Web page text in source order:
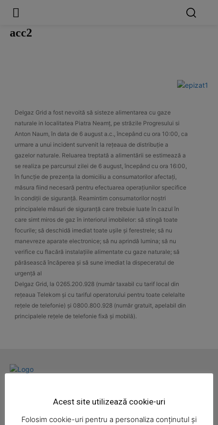
acc2
Delgaz Grid a fost nevoită să sisteze alimentarea cu gaze
naturale in localitatea Piatra Neamț, pe străzile Progresului si
Anton Naum, în data de 6 august a.c., începând cu ora 10:00, ca
urmare a unui incident survenit la rețeaua de distribuție a
gazelor naturale. Reluarea treptată a alimentării se estimează a
se realiza pe parcursul zilei de 6 august, începând cu ora 16:00,
în funcție de prezența la domiciliu a consumatorilor afectați,
măsura fiind necesară pentru efectuarea operațiunilor specifice
în condiții de siguranță. Reamintim consumatorilor noștri
principalele măsuri de siguranță care trebuie luate în cazul în
care simt miros de gaz în interiorul imobilelor: să stingă toate
focurile; să deschidă imediat toate ușile și ferestrele; să nu
manevreze aparate electronice; să nu aprindă lumina; să nu
verifice cu flacără instalațiile alimentate cu gaze naturale; să
părăsească încăperea și să sune imediat la dispeceratul de
urgență al
Delgaz Grid, la 0265.200.928 (număr taxabil cu tarif local din
rețeaua Telekom și cu tariful operatorului pentru toate celelalte
rețele de telefonie) și 0800.800.928 (număr gratuit, apelabil din
principalele rețele de telefonie fixă și mobilă).
Sanatate
Social Sport Ziar
Acest site utilizează cookie-uri
Folosim cookie-uri pentru a personaliza conținutul și